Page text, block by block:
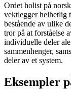
Ordet holist på
vektlegger helhetlig
bestående av ulike
tror på at forståelse
individuelle deler
sammenhenger,
deler av et system.
Eksempler